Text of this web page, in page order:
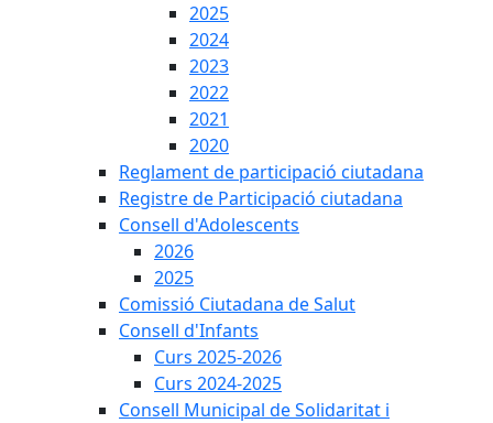
2025
2024
2023
2022
2021
2020
Reglament de participació ciutadana
Registre de Participació ciutadana
Consell d'Adolescents
2026
2025
Comissió Ciutadana de Salut
Consell d'Infants
Curs 2025-2026
Curs 2024-2025
Consell Municipal de Solidaritat i